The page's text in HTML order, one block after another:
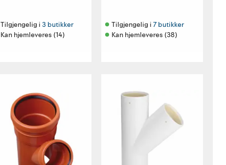
Tilgjengelig i 3 butikker
Kan hjemleveres (14)
Tilgjengelig i 7 butikker
Kan hjemleveres (38)